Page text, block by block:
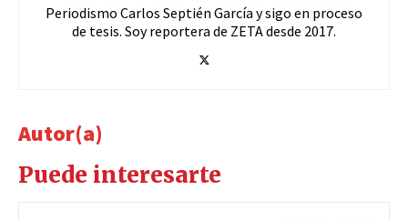
Periodismo Carlos Septién García y sigo en proceso
de tesis. Soy reportera de ZETA desde 2017.
Autor(a)
Puede interesarte